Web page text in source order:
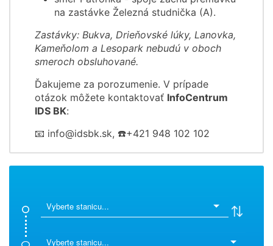
na zastávke Železná studnička (A).
Zastávky: Bukva, Drieňovské lúky, Lanovka,
Kameňolom a Lesopark nebudú v oboch
smeroch obsluhované.
Ďakujeme za porozumenie. V prípade
otázok môžete kontaktovať InfoCentrum
IDS BK:
📧 info@idsbk.sk, ☎️+421 948 102 102